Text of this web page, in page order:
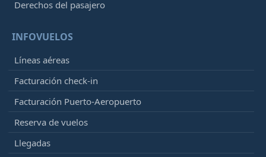
Derechos del pasajero
INFOVUELOS
Líneas aéreas
Facturación check-in
Facturación Puerto-Aeropuerto
Reserva de vuelos
Llegadas